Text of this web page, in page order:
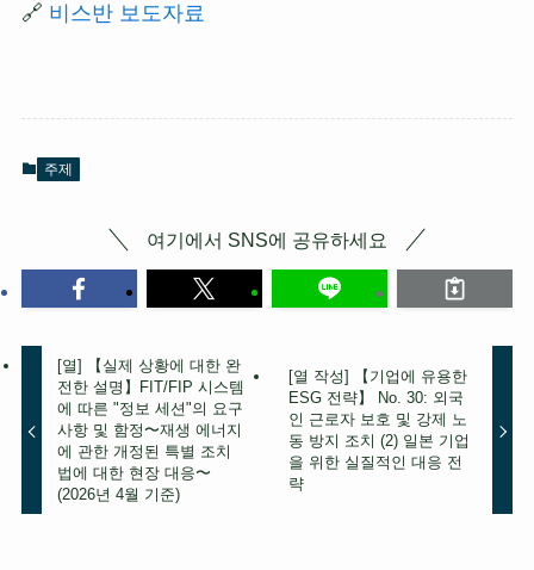
🔗 비스반 보도자료
주제
여기에서 SNS에 공유하세요
[열] 【실제 상황에 대한 완
전한 설명】FIT/FIP 시스템
에 따른 "정보 세션"의 요구
사항 및 함정〜재생 에너지
에 관한 개정된 특별 조치
법에 대한 현장 대응〜
(2026년 4월 기준)
[열 작성] 【기업에 유용한
ESG 전략】 No. 30: 외국
인 근로자 보호 및 강제 노
동 방지 조치 (2) 일본 기업
을 위한 실질적인 대응 전
략